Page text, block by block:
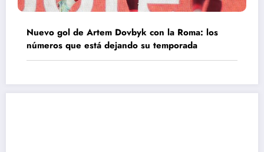
Nuevo gol de Artem Dovbyk con la Roma: los
números que está dejando su temporada